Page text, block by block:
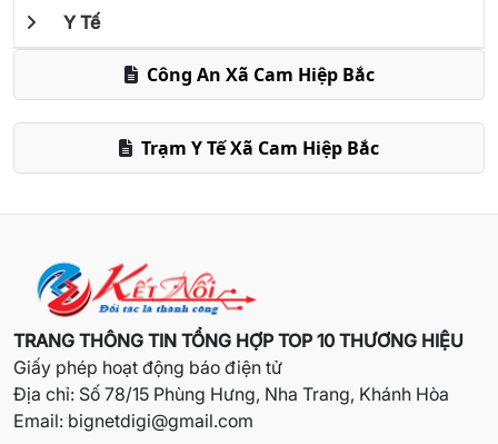
Y Tế
Công An Xã Cam Hiệp Bắc
Trạm Y Tế Xã Cam Hiệp Bắc
TRANG THÔNG TIN TỔNG HỢP TOP 10 THƯƠNG HIỆU
Giấy phép hoạt động báo điện tử
Địa chỉ: Số 78/15 Phùng Hưng, Nha Trang, Khánh Hòa
Email: bignetdigi@gmail.com